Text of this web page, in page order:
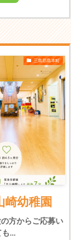
三島郡島本町
崎幼稚園
方からご応募い
...